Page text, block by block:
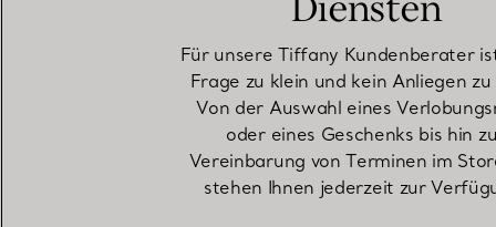
Diensten
Für unsere Tiffany Kundenberater
Frage zu klein und kein Anliegen
Von der Auswahl eines
oder eines Geschenks bis hin
Vereinbarung von Terminen im
stehen Ihnen jederzeit zur